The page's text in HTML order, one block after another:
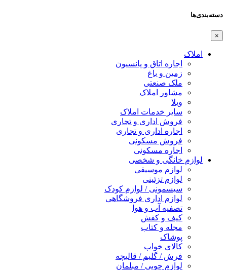
دسته‌بندی‌ها
×
املاک
اجاره اتاق و پانسیون
زمین و باغ
ملک صنعتی
مشاور املاک
ویلا
سایر خدمات املاک
فروش اداری و تجاری
اجاره اداری و تجاری
فروش مسکونی
اجاره مسکونی
لوازم خانگی و شخصی
لوازم موسیقی
لوازم تزئینی
سیسمونی / لوازم کودک
لوازم اداری فروشگاهی
تصفیه آب و هوا
کیف و کفش
مجله و کتاب
پوشاک
کالای خواب
فرش / گلیم / قالیچه
لوازم چوبی / مبلمان